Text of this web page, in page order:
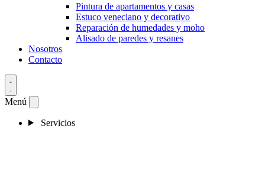
Pintura de apartamentos y casas
Estuco veneciano y decorativo
Reparación de humedades y moho
Alisado de paredes y resanes
Nosotros
Contacto
Menú
Servicios